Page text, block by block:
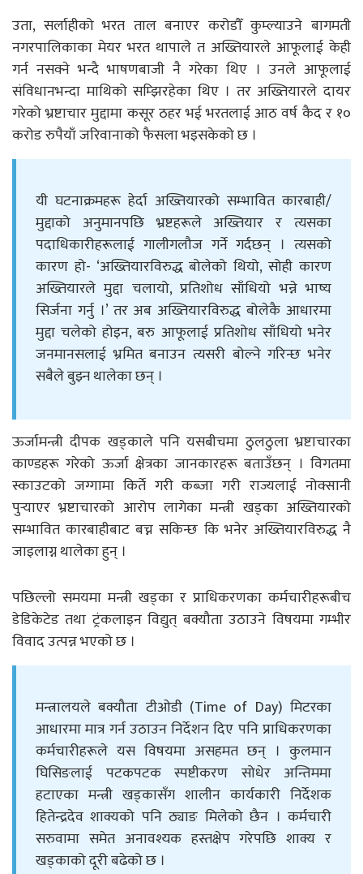
उता, सर्लाहीको भरत ताल बनाएर करोडौँ कुम्ल्याउने बागमती
नगरपालिकाका मेयर भरत थापाले त अख्तियारले आफूलाई केही
गर्न नसक्ने भन्दै भाषणबाजी नै गरेका थिए । उनले आफूलाई
संविधानभन्दा माथिको सम्झिरहेका थिए । तर अख्तियारले दायर
गरेको भ्रष्टाचार मुद्दामा कसूर ठहर भई भरतलाई आठ वर्ष कैद र १०
करोड रुपैयाँ जरिवानाको फैसला भइसकेको छ ।
यी घटनाक्रमहरू हेर्दा अख्तियारको सम्भावित कारबाही/
मुद्दाको अनुमानपछि भ्रष्टहरूले अख्तियार र त्यसका
पदाधिकारीहरूलाई गालीगलौज गर्ने गर्दछन् । त्यसको
कारण हो- ‘अख्तियारविरुद्ध बोलेको थियो, सोही कारण
अख्तियारले मुद्दा चलायो, प्रतिशोध साँधियो भन्ने भाष्य
सिर्जना गर्नु ।’ तर अब अख्तियारविरुद्ध बोलेकै आधारमा
मुद्दा चलेको होइन, बरु आफूलाई प्रतिशोध साँधियो भनेर
जनमानसलाई भ्रमित बनाउन त्यसरी बोल्ने गरिन्छ भनेर
सबैले बुझ्न थालेका छन् ।
ऊर्जामन्त्री दीपक खड्काले पनि यसबीचमा ठुलठुला भ्रष्टाचारका
काण्डहरू गरेको ऊर्जा क्षेत्रका जानकारहरू बताउँछन् । विगतमा
स्काउटको जग्गामा किर्ते गरी कब्जा गरी राज्यलाई नोक्सानी
पुर्‍याएर भ्रष्टाचारको आरोप लागेका मन्त्री खड्का अख्तियारको
सम्भावित कारबाहीबाट बच्न सकिन्छ कि भनेर अख्तियारविरुद्ध नै
जाइलाग्न थालेका हुन् ।
पछिल्लो समयमा मन्त्री खड्का र प्राधिकरणका कर्मचारीहरूबीच
डेडिकेटेड तथा ट्रंकलाइन विद्युत् बक्यौता उठाउने विषयमा गम्भीर
विवाद उत्पन्न भएको छ ।
मन्त्रालयले बक्यौता टीओडी (Time of Day) मिटरका
आधारमा मात्र गर्न उठाउन निर्देशन दिए पनि प्राधिकरणका
कर्मचारीहरूले यस विषयमा असहमत छन् । कुलमान
घिसिङलाई पटकपटक स्पष्टीकरण सोधेर अन्तिममा
हटाएका मन्त्री खड्कासँग शालीन कार्यकारी निर्देशक
हितेन्द्रदेव शाक्यको पनि ठ्याङ मिलेको छैन । कर्मचारी
सरुवामा समेत अनावश्यक हस्तक्षेप गरेपछि शाक्य र
खड्काको दूरी बढेको छ ।